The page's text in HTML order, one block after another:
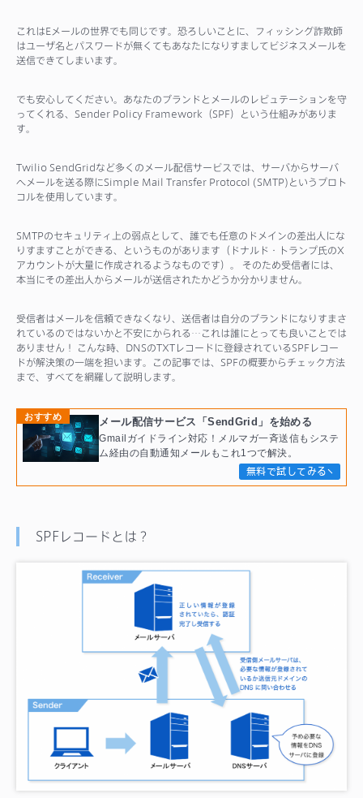
これはEメールの世界でも同じです。恐ろしいことに、フィッシング詐欺師
はユーザ名とパスワードが無くてもあなたになりすましてビジネスメールを
送信できてしまいます。
でも安心してください。あなたのブランドとメールのレピュテーションを守
ってくれる、Sender Policy Framework（SPF）という仕組みがありま
す。
Twilio SendGridなど多くのメール配信サービスでは、サーバからサーバ
へメールを送る際にSimple Mail Transfer Protocol (SMTP)というプロト
コルを使用しています。
SMTPのセキュリティ上の弱点として、誰でも任意のドメインの差出人にな
りすますことができる、というものがあります（ドナルド・トランプ氏のX
アカウントが大量に作成されるようなものです）。 そのため受信者には、
本当にその差出人からメールが送信されたかどうか分かりません。
受信者はメールを信頼できなくなり、送信者は自分のブランドになりすまさ
れているのではないかと不安にかられる…これは誰にとっても良いことでは
ありません！ こんな時、DNSのTXTレコードに登録されているSPFレコー
ドが解決策の一端を担います。この記事では、SPFの概要からチェック方法
まで、すべてを網羅して説明します。
おすすめ
メール配信サービス「SendGrid」を始める
Gmailガイドライン対応！メルマガ一斉送信もシステ
ム経由の自動通知メールもこれ1つで解決。
無料で試してみる
SPFレコードとは？